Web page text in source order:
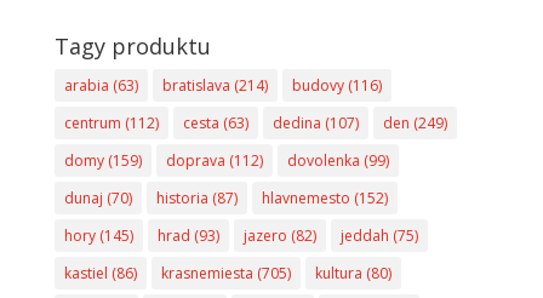
Tagy produktu
arabia (63) bratislava (214) budovy(116)
centrum (112) cesta (63) dedina (107) den (249)
domy(159) doprava (112) dovolenka (99)
dunaj (70) historia (87) hlavnemesto (152)
hory(145) hrad (93) jazero (82) jeddah (75)
kastiel (86) krasnemiesta (705) kultura (80)